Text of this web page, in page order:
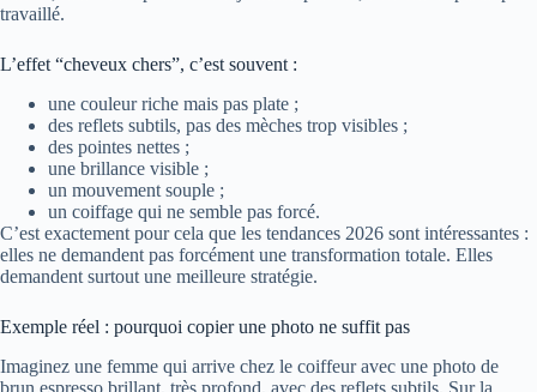
travaillé.
L’effet “cheveux chers”, c’est souvent :
une couleur riche mais pas plate ;
des reflets subtils, pas des mèches trop visibles ;
des pointes nettes ;
une brillance visible ;
un mouvement souple ;
un coiffage qui ne semble pas forcé.
C’est exactement pour cela que les tendances 2026 sont intéressantes :
elles ne demandent pas forcément une transformation totale. Elles
demandent surtout une meilleure stratégie.
Exemple réel : pourquoi copier une photo ne suffit pas
Imaginez une femme qui arrive chez le coiffeur avec une photo de
brun espresso brillant, très profond, avec des reflets subtils. Sur la